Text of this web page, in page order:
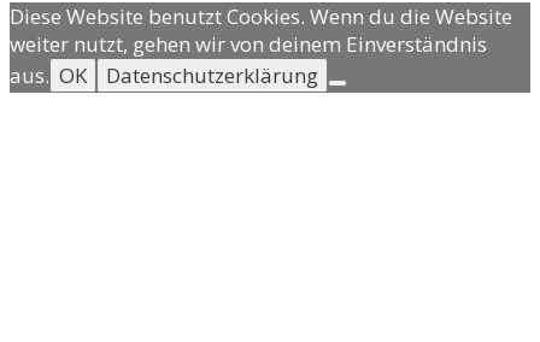
Diese Website benutzt Cookies. Wenn du die Website
weiter nutzt, gehen wir von deinem Einverständnis
aus. OK Datenschutzerklärung